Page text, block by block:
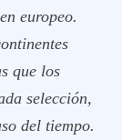
europeo.
que los
selección,
del tiempo.